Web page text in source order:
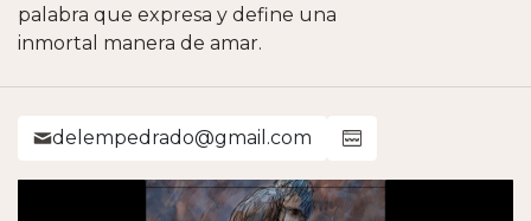
palabra que expresa y define una
inmortal manera de amar.
delempedrado@gmail.com